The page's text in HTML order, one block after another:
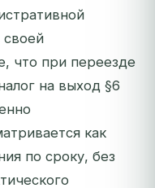
что при переезде
на выход §6
как
по сроку, без